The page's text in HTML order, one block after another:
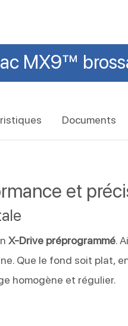
MX9™
Documents
et
X-Drive préprogrammé.
Que le fond soit plat,
homogène et régulier.